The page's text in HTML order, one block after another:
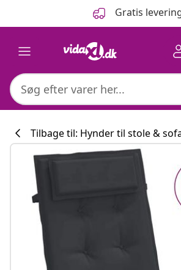
Gratis
Tilbage til: Hynder til stole &